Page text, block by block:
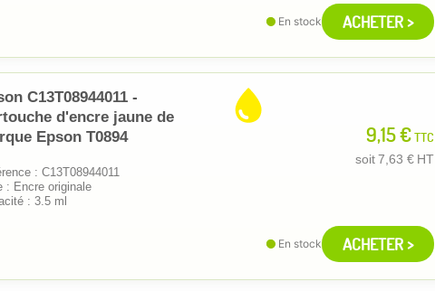
En stock ACHETER >
C13T08944011 -
d'encre jaune de
Epson T0894
: C13T08944011
: Encre originale
: 3.5 ml
9,15 €TTC
soit7,63 € HT
En stock ACHETER >